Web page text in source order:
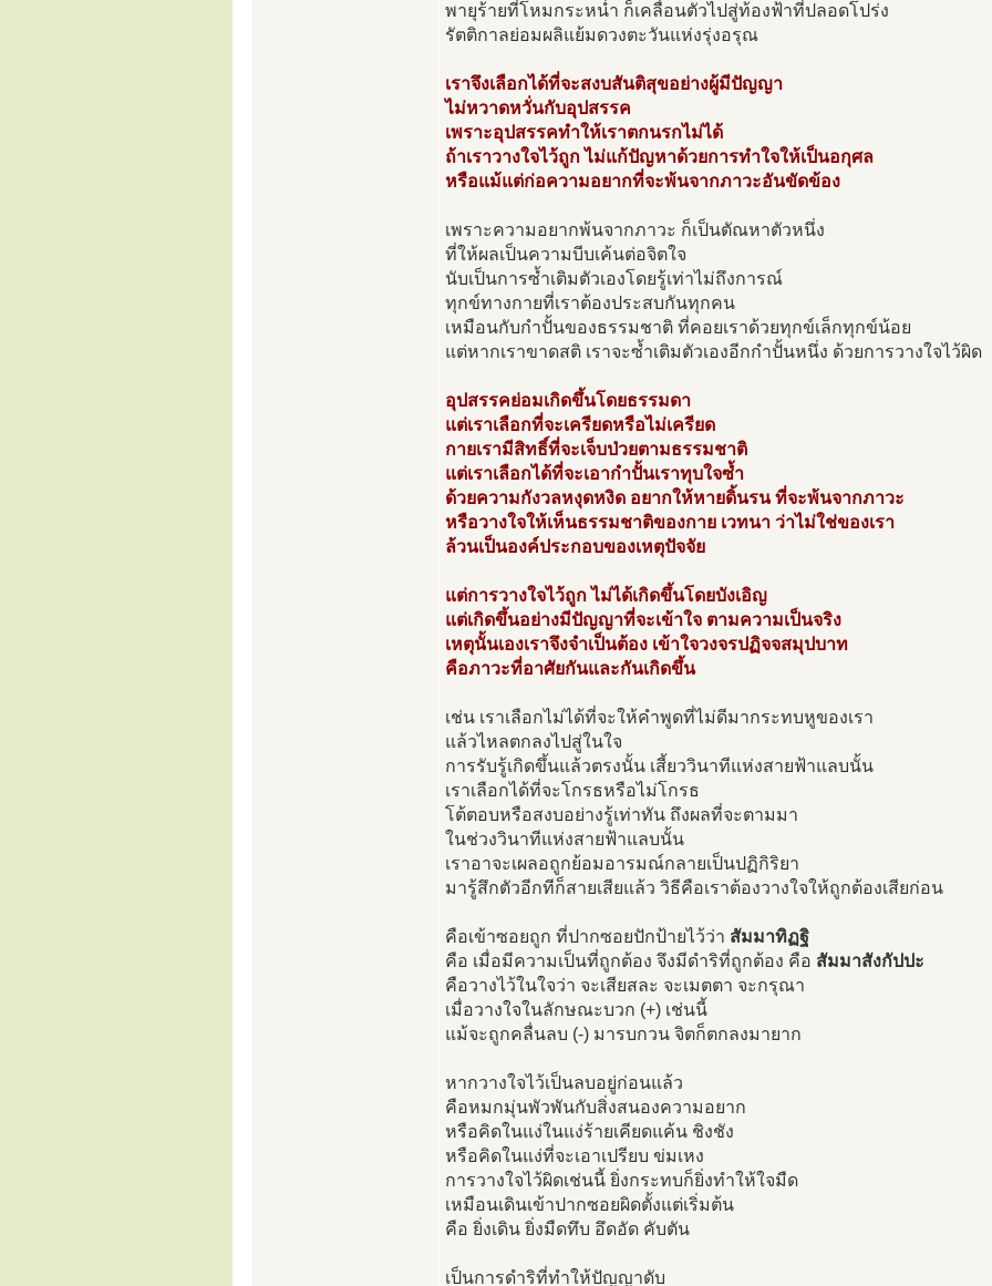
พายุร้ายที่โหมกระหน่ำ ก็เคลื่อนตัวไปสู่ท้องฟ้าที่ปลอดโปร่ง
รัตติกาลย่อมผลิแย้มดวงตะวันแห่งรุ่งอรุณ
เราจึงเลือกได้ที่จะสงบสันติสุขอย่างผู้มีปัญญา
ไม่หวาดหวั่นกับอุปสรรค
เพราะอุปสรรคทำให้เราตกนรกไม่ได้
ถ้าเราวางใจไว้ถูก ไม่แก้ปัญหาด้วยการทำใจให้เป็นอกุศล
หรือแม้แต่ก่อความอยากที่จะพ้นจากภาวะอันขัดข้อง
เพราะความอยากพ้นจากภาวะ ก็เป็นตัณหาตัวหนึ่ง
ที่ให้ผลเป็นความบีบเค้นต่อจิตใจ
นับเป็นการซ้ำเติมตัวเองโดยรู้เท่าไม่ถึงการณ์
ทุกข์ทางกายที่เราต้องประสบกันทุกคน
เหมือนกับกำปั้นของธรรมชาติ ที่คอยเราด้วยทุกข์เล็กทุกข์น้อย
แต่หากเราขาดสติ เราจะซ้ำเติมตัวเองอีกกำปั้นหนึ่ง ด้วยการวางใจไว้ผิด
อุปสรรคย่อมเกิดขึ้นโดยธรรมดา
แต่เราเลือกที่จะเครียดหรือไม่เครียด
กายเรามีสิทธิ์ที่จะเจ็บป่วยตามธรรมชาติ
แต่เราเลือกได้ที่จะเอากำปั้นเราทุบใจซ้ำ
ด้วยความกังวลหงุดหงิด อยากให้หายดิ้นรน ที่จะพ้นจากภาวะ
หรือวางใจให้เห็นธรรมชาติของกาย เวทนา ว่าไม่ใช่ของเรา
ล้วนเป็นองค์ประกอบของเหตุปัจจัย
แต่การวางใจไว้ถูก ไม่ได้เกิดขึ้นโดยบังเอิญ
แต่เกิดขึ้นอย่างมีปัญญาที่จะเข้าใจ ตามความเป็นจริง
เหตุนั้นเองเราจึงจำเป็นต้อง เข้าใจวงจรปฏิจจสมุปบาท
คือภาวะที่อาศัยกันและกันเกิดขึ้น
เช่น เราเลือกไม่ได้ที่จะให้คำพูดที่ไม่ดีมากระทบหูของเรา
แล้วไหลตกลงไปสู่ในใจ
การรับรู้เกิดขึ้นแล้วตรงนั้น เสี้ยววินาทีแห่งสายฟ้าแลบนั้น
เราเลือกได้ที่จะโกรธหรือไม่โกรธ
โต้ตอบหรือสงบอย่างรู้เท่าทัน ถึงผลที่จะตามมา
ในช่วงวินาทีแห่งสายฟ้าแลบนั้น
เราอาจะเผลอถูกย้อมอารมณ์กลายเป็นปฏิกิริยา
มารู้สึกตัวอีกทีก็สายเสียแล้ว วิธีคือเราต้องวางใจให้ถูกต้องเสียก่อน
คือเข้าซอยถูก ที่ปากซอยปักป้ายไว้ว่า สัมมาทิฏฐิ
คือ เมื่อมีความเป็นที่ถูกต้อง จึงมีดำริที่ถูกต้อง คือ สัมมาสังกัปปะ
คือวางไว้ในใจว่า จะเสียสละ จะเมตตา จะกรุณา
เมื่อวางใจในลักษณะบวก (+) เช่นนี้
แม้จะถูกคลื่นลบ (-) มารบกวน จิตก็ตกลงมายาก
หากวางใจไว้เป็นลบอยู่ก่อนแล้ว
คือหมกมุ่นพัวพันกับสิ่งสนองความอยาก
หรือคิดในแง่ในแง่ร้ายเคียดแค้น ชิงชัง
หรือคิดในแง่ที่จะเอาเปรียบ ข่มเหง
การวางใจไว้ผิดเช่นนี้ ยิ่งกระทบก็ยิ่งทำให้ใจมืด
เหมือนเดินเข้าปากซอยผิดตั้งแต่เริ่มต้น
คือ ยิ่งเดิน ยิ่งมืดทึบ อึดอัด คับตัน
เป็นการดำริที่ทำให้ปัญญาดับ